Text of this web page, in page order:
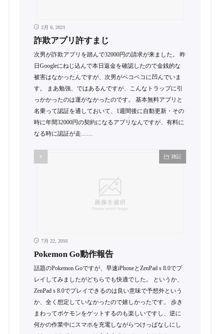
2月 6, 2021
詐欺アプリ許すまじ
次男が詐欺アプリを踏んで32000円の請求が来ました。 昨
日Googleにねじ込んで本日返金を確認したので金銭的な
被害はなかったんですが、次男がベコベコに凹んでいま
す。 まあ勉強、ではあるんですが、こんなトラップに引
っかかったのは運がなかったのです。 基本無料アプリと
名乗って認証を通しておいて、1週間後に自動更新・その
時に年間32000円の契約になるアプリなんですが、有料に
なる時に認証が走……
雑記
7月 22, 2016
Pokemon Go動作報告
話題のPokemon Goですが、早速iPhoneとZenPad s 8.0でプ
レイしてみましたがどちらでも快適でした。 というか、
ZenPad s 8.0でプレイできるのは良い意味で予想外という
か、全く想定していなかったので嬉しかったです。 歩き
まわってポケモンをゲットするのも楽しいですし、逆に
何かの作業中にスマホを充電しながらつけっぱなしにし